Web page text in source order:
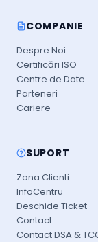
COMPANIE
Despre Noi
Certificări ISO
Centre de Date
Parteneri
Cariere
SUPORT
Zona Clienti
InfoCentru
Deschide Ticket
Contact
Contact DSA &